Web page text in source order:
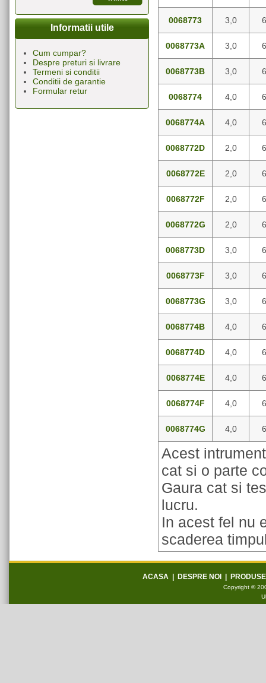
Informatii utile
Cum cumpar?
Despre preturi si livrare
Termeni si conditii
Conditii de garantie
Formular retur
0068773 3,0
0068773A 3,0
0068773B 3,0
0068774 4,0
0068774A 4,0
0068772D 2,0
0068772E 2,0
0068772F 2,0
0068772G 2,0
0068773D 3,0
0068773F 3,0
0068773G 3,0
0068774B 4,0
0068774D 4,0
0068774E 4,0
0068774F 4,0
0068774G 4,0
Acest
cat si o parte
Gaura cat si
lucru.
In acest fel nu
scaderea
ACASA DESPRE NOI
Copyright ©